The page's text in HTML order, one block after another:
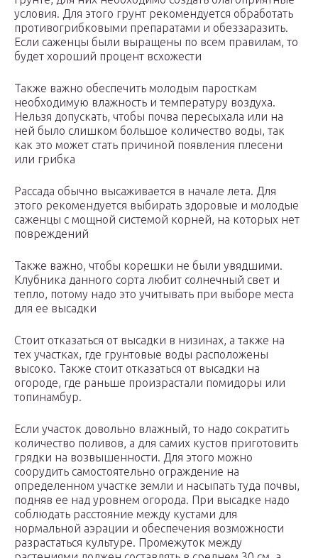
условия. Для этого грунт рекомендуется обработать
противогрибковыми препаратами и обеззаразить.
Если саженцы были выращены по всем правилам, то
будет хороший процент всхожести
Также важно обеспечить молодым паросткам
необходимую влажность и температуру воздуха.
Нельзя допускать, чтобы почва пересыхала или на
ней было слишком большое количество воды, так
как это может стать причиной появления плесени
или грибка
Рассада обычно высаживается в начале лета. Для
этого рекомендуется выбирать здоровые и молодые
саженцы с мощной системой корней, на которых нет
повреждений
Также важно, чтобы корешки не были увядшими.
Клубника данного сорта любит солнечный свет и
тепло, потому надо это учитывать при выборе места
для ее высадки
Стоит отказаться от высадки в низинах, а также на
тех участках, где грунтовые воды расположены
высоко. Также стоит отказаться от высадки на
огороде, где раньше произрастали помидоры или
топинамбур.
Если участок довольно влажный, то надо сократить
количество поливов, а для самих кустов приготовить
грядки на возвышенности. Для этого можно
соорудить самостоятельно ограждение на
определенном участке земли и насыпать туда почвы,
подняв ее над уровнем огорода. При высадке надо
соблюдать расстояние между кустами для
нормальной аэрации и обеспечения возможности
разрастаться культуре. Промежуток между